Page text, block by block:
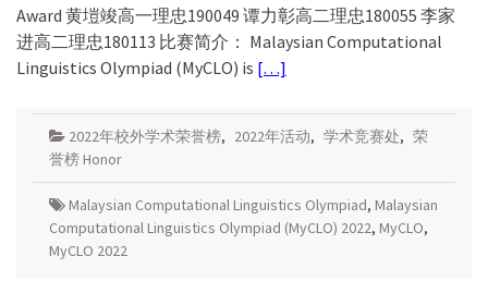
Award 黄塏竣高一理忠190049 谭力彰高二理忠180055 李家
进高二理忠180113 比赛简介： Malaysian Computational
Linguistics Olympiad (MyCLO) is […]
2022年校外学术荣誉榜, 2022年活动, 学术竞赛处, 荣
誉榜 Honor
Malaysian Computational Linguistics Olympiad, Malaysian
Computational Linguistics Olympiad (MyCLO) 2022, MyCLO,
MyCLO 2022